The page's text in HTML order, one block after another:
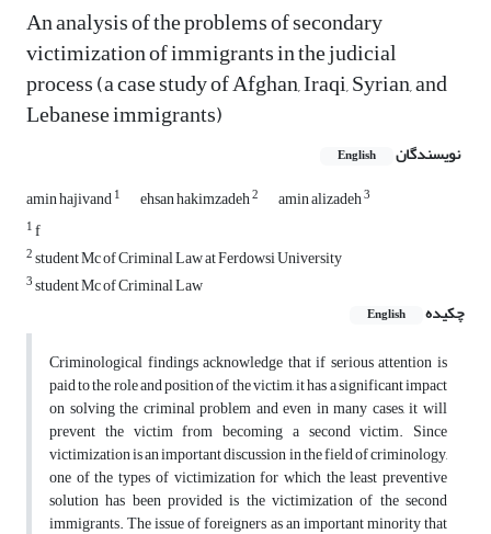
An analysis of the problems of secondary
victimization of immigrants in the judicial
process (a case study of Afghan, Iraqi, Syrian, and
Lebanese immigrants)
نویسندگان English
amin hajivand1 ehsan hakimzadeh2 amin alizadeh3
1f
2student Mc of Criminal Law at Ferdowsi University
3student Mc of Criminal Law
چکیده
English
Criminological findings acknowledge that if serious attention is
paid to the role and position of the victim, it has a significant impact
on solving the criminal problem and even in many cases, it will
prevent the victim from becoming a second victim. Since
victimization is an important discussion in the field of criminology,
one of the types of victimization for which the least preventive
solution has been provided is the victimization of the second
immigrants. The issue of foreigners as an important minority that